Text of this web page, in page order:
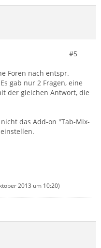
#5
Foren nach entspr.
gab nur 2 Fragen, eine
der gleichen Antwort, die
das Add-on "Tab-Mix-
2013 um 10:20)